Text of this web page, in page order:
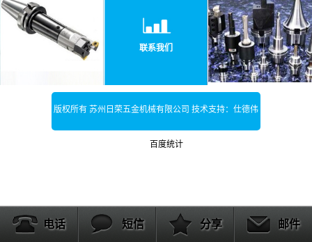
联系我们
版权所有 苏州日荣五金机械有限公司 技术支持：仕德伟
百度统计
电话 短信 分享 邮件